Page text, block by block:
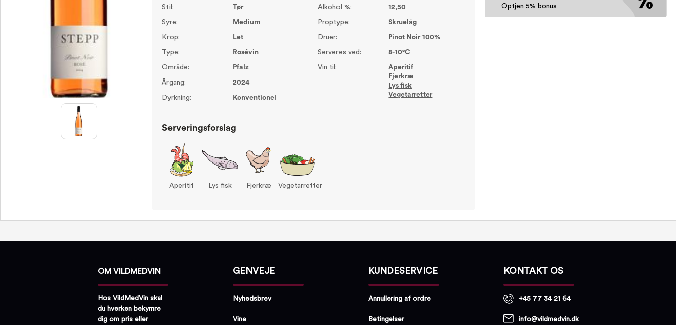
Optjen 5% bonus
Stil: Tør
Syre: Medium
Krop: Let
Type: Rosévin
Område: Pfalz
Årgang: 2024
Dyrkning: Konventionel
Alkohol %: 12,50
Proptype: Skruelåg
Druer: Pinot Noir 100%
Serveres ved: 8-10°C
Vin til:
Aperitif
Fjerkræ
Lys fisk
Vegetarretter
Serveringsforslag
Aperitif Lys fisk Fjerkræ Vegetarretter
OM VILDMEDVIN
Hos VildMedVin skal
du hverken bekymre
dig om pris eller
GENVEJE
Nyhedsbrev
Vine
KUNDESERVICE
Annullering af ordre
Betingelser
KONTAKT OS
+45 77 34 21 64
info@vildmedvin.dk